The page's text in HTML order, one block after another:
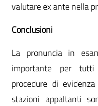
valutare ex ante nella
Conclusioni
La pronuncia in
importante per
procedure di
stazioni appaltanti